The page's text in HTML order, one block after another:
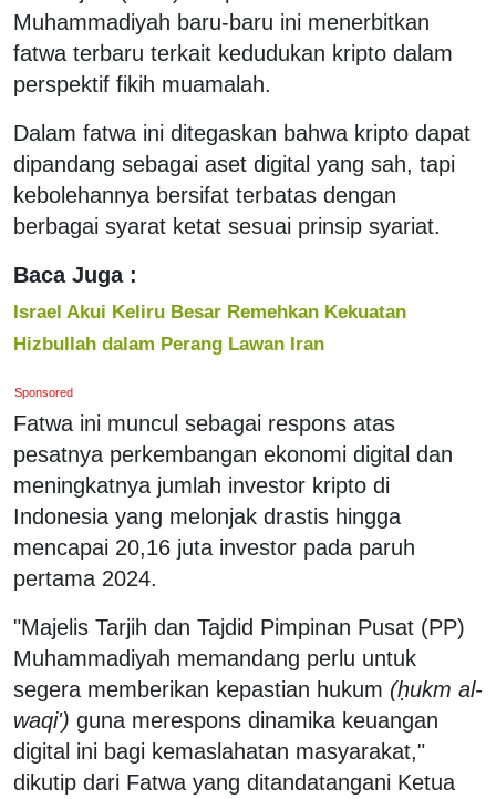
Muhammadiyah baru-baru ini menerbitkan
fatwa terbaru terkait kedudukan kripto dalam
perspektif fikih muamalah.
Dalam fatwa ini ditegaskan bahwa kripto dapat
dipandang sebagai aset digital yang sah, tapi
kebolehannya bersifat terbatas dengan
berbagai syarat ketat sesuai prinsip syariat.
Baca Juga :
Israel Akui Keliru Besar Remehkan Kekuatan
Hizbullah dalam Perang Lawan Iran
Sponsored
Fatwa ini muncul sebagai respons atas
pesatnya perkembangan ekonomi digital dan
meningkatnya jumlah investor kripto di
Indonesia yang melonjak drastis hingga
mencapai 20,16 juta investor pada paruh
pertama 2024.
"Majelis Tarjih dan Tajdid Pimpinan Pusat (PP)
Muhammadiyah memandang perlu untuk
segera memberikan kepastian hukum (ḥukm al-
waqi') guna merespons dinamika keuangan
digital ini bagi kemaslahatan masyarakat,"
dikutip dari Fatwa yang ditandatangani Ketua